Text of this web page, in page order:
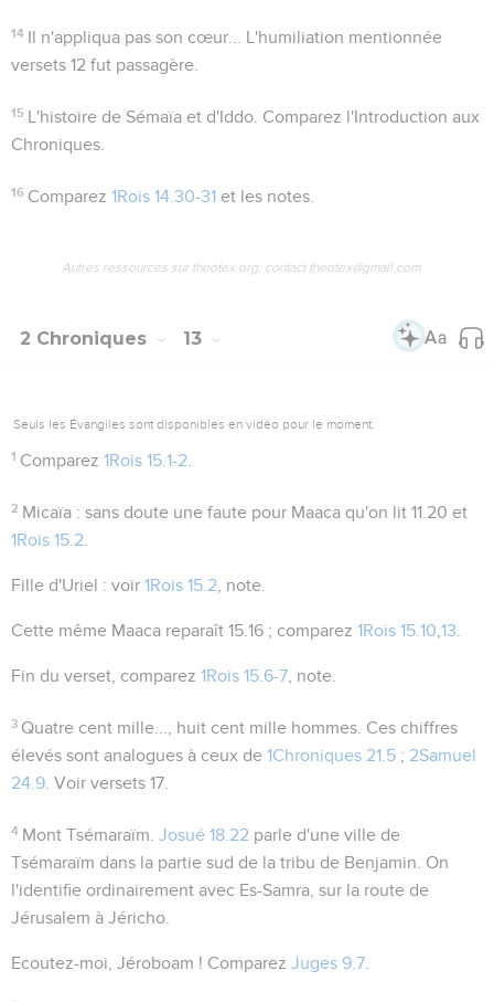
14 Il n'appliqua pas son cœur...
L'humiliation mentionnée
versets 12 fut passagère.
15 L'histoire de Sémaïa et d'Iddo . Comparez l'Introduction aux
Chroniques.
16 Comparez1Rois 14.30-31 et les notes.
Autres ressources sur theotex.org, contact theotex@gmail.com
2 Chroniques 13
Seuls les Évangiles sont disponibles en vidéo pour le moment.
1 Comparez1Rois 15.1-2
2 Micaïa : sans doute une faute pour Maaca qu'on lit11.20 et
1Rois 15.2
Fille d'Uriel : voir 1Rois 15.2 , note.
Cette même Maaca reparaît 15.16 ; comparez 1Rois 15.10 13
Fin du verset, comparez 1Rois 15.6-7 , note.
3 Quatre cent mille..., huit cent mille hommes . Ces chiffres
élevés sont analogues à ceux de 1Chroniques 21.5 ; 2Samuel
24.9 . Voir versets 17.
4 Mont Tsémaraïm .Josué 18.22 parle d'une ville de
Tsémaraïm dans la partie sud de la tribu de Benjamin. On
l'identifie ordinairement avec Es-Samra, sur la route de
Jérusalem à Jéricho.
Ecoutez-moi, Jéroboam ! Comparez Juges 9.7